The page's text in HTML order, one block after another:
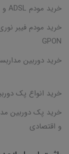
خرید مودم ADSL و VDSL
GPON
خرید دوربین
خرید انواع پک
خرید پک دوربین
و اقتصادی